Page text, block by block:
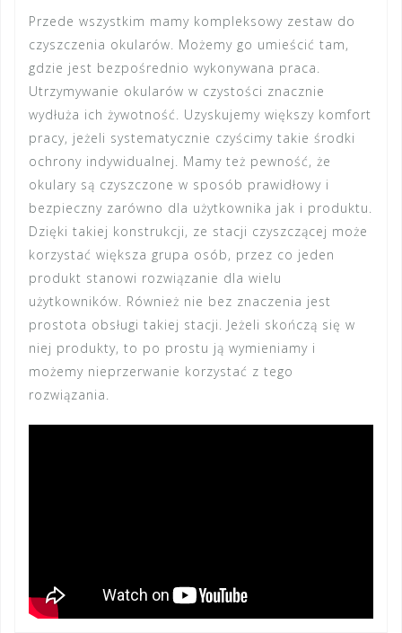
Przede wszystkim mamy kompleksowy zestaw do
czyszczenia okularów. Możemy go umieścić tam,
gdzie jest bezpośrednio wykonywana praca.
Utrzymywanie okularów w czystości znacznie
wydłuża ich żywotność. Uzyskujemy większy komfort
pracy, jeżeli systematycznie czyścimy takie środki
ochrony indywidualnej. Mamy też pewność, że
okulary są czyszczone w sposób prawidłowy i
bezpieczny zarówno dla użytkownika jak i produktu.
Dzięki takiej konstrukcji, ze stacji czyszczącej może
korzystać większa grupa osób, przez co jeden
produkt stanowi rozwiązanie dla wielu
użytkowników. Również nie bez znaczenia jest
prostota obsługi takiej stacji. Jeżeli skończą się w
niej produkty, to po prostu ją wymieniamy i
możemy nieprzerwanie korzystać z tego
rozwiązania.